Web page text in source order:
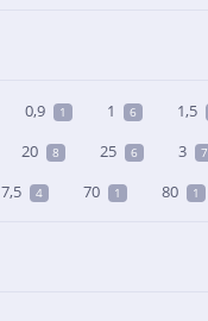
0,9 1 1 6 1,5
20 8 25 6 3 7
7,5 4 70 1 80 1